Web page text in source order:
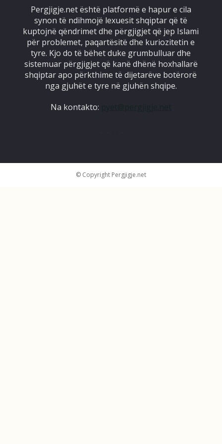
Pergjigje.net është platformë e hapur e cila
synon të ndihmojë lexuesit shqiptar që të
kuptojnë qëndrimet dhe përgjigjet që jep Islami
për problemet, paqartësitë dhe kuriozitetin e
tyre. Kjo do të bëhet duke grumbulluar dhe
sistemuar përgjigjet që kanë dhënë hoxhallarë
shqiptar apo përkthime të dijetarëve botërorë
nga gjuhët e tyre në gjuhën shqipe.
Na kontakto:
© Copyright Pergjigje.net